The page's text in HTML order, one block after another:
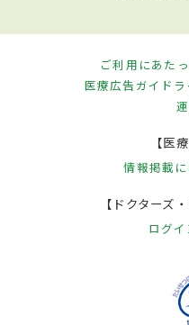
ご利用にあた
医療広告ガイド
【医
情報掲載
【ドクターズ
ログイ